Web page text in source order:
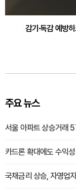
감기·독감 예방
주요 뉴스
서울 아파트 상승거래
카드론 확대에도 수익
국채금리 상승, 자영업